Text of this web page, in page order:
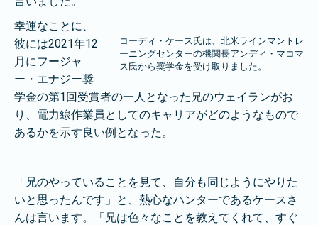
コーディ・ケース氏は、北米ラインマントレ
ーニングセンターの機関長アンディ・マコマ
ス氏から奨学金を受け取りました。
幸運なことに、
彼には2021年12
月にフージャ
ー・エナジー奨
学金の第1回受賞者の一人となった兄のウェイランがお
り、電力線作業員としてのキャリアがどのようなもので
あるかを示す良い例となった。
「兄のやっていることを見て、自分も同じようにやりた
いと思ったんです」と、熱心なハンターであるケースさ
んは言います。「兄は色々なことを教えてくれて、すぐ